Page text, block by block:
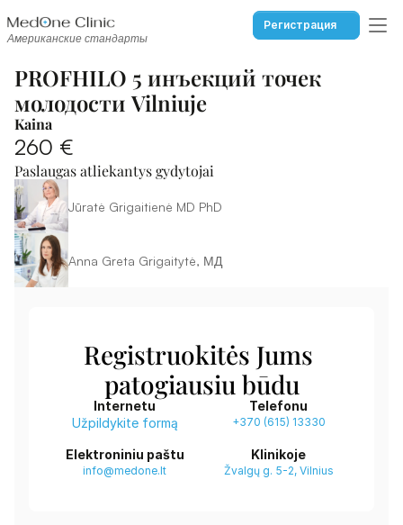
Американские стандарты
Регистрация
PROFHILO 5 инъекций точек
молодости Vilniuje
Kaina
260 €
Paslaugas atliekantys gydytojai
Jūratė Grigaitienė MD PhD
Anna Greta Grigaitytė, МД
Registruokitės Jums
patogiausiu būdu
Internetu
Užpildykite formą
Telefonu
+370 (615) 13330
Elektroniniu paštu
info@medone.lt
Klinikoje
Žvalgų g. 5-2, Vilnius